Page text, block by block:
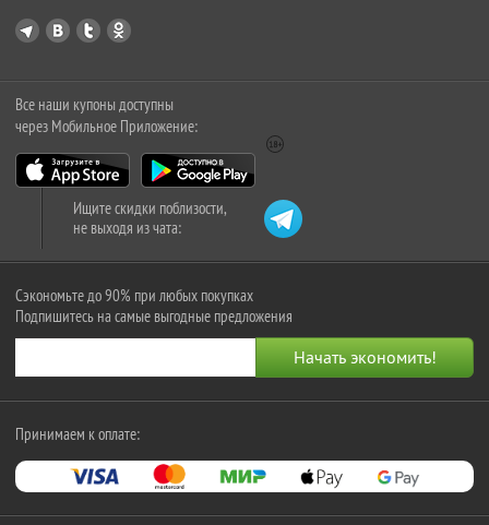
Все наши купоны доступны
через Мобильное Приложение:
Ищите скидки поблизости,
не выходя из чата:
Сэкономьте до 90% при любых покупках
Подпишитесь на самые выгодные предложения
Принимаем к оплате: